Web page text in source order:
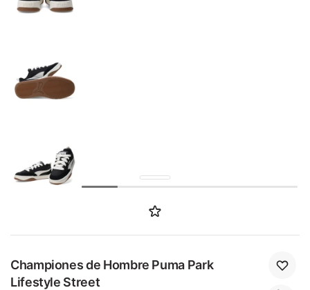
Championes de Hombre Puma Park
Lifestyle Street